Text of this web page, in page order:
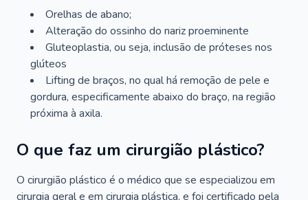
Orelhas de abano;
Alteração do ossinho do nariz proeminente
Gluteoplastia, ou seja, inclusão de próteses nos
glúteos
Lifting de braços, no qual há remoção de pele e
gordura, especificamente abaixo do braço, na região
próxima à axila.
O que faz um cirurgião plástico?
O cirurgião plástico é o médico que se especializou em
cirurgia geral e em cirurgia plástica, e foi certificado pela